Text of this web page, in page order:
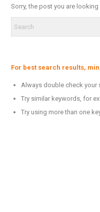
Sorry, the post you are
For best search results,
Always double check your
Try similar keywords, for
Try using more than one